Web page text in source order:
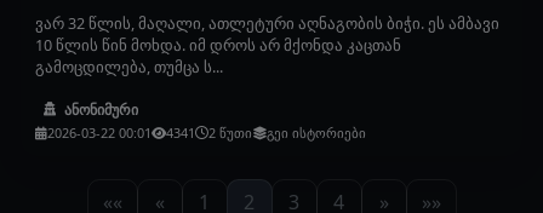
ვარ 32 წლის, მაღალი, ათლეტური აღნაგობის ბიჭი. ეს ამბავი
10 წლის წინ მოხდა. იმ დროს არ მქონდა კაცთან
გამოცდილება, თუმცა ს...
ანონიმური
2026-03-22 00:01 4341 2 წუთი გეი ისტორიები
«« « 1 2 3 4 » »»